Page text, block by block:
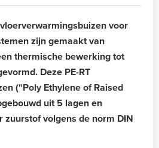
voor
zijn gemaakt van
thermische bewerking tot
Deze PE-RT
("Poly Ethylene of Raised
uit 5 lagen en
zuurstof volgens de norm DIN